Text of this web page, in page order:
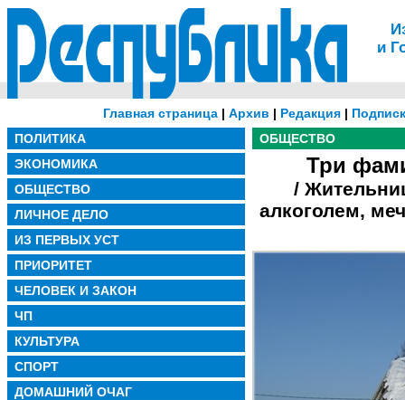
и
Главная страница| Архив | Редакция|
ПОЛИТИКА
ЭКОНОМИКА
ОБЩЕСТВО
ЛИЧНОЕ ДЕЛО
ИЗ ПЕРВЫХ УСТ
ПРИОРИТЕТ
ЧЕЛОВЕК И ЗАКОН
ЧП
КУЛЬТУРА
СПОРТ
ДОМАШНИЙ ОЧАГ
ОБЩЕСТВО
Три
/
алкоголем,